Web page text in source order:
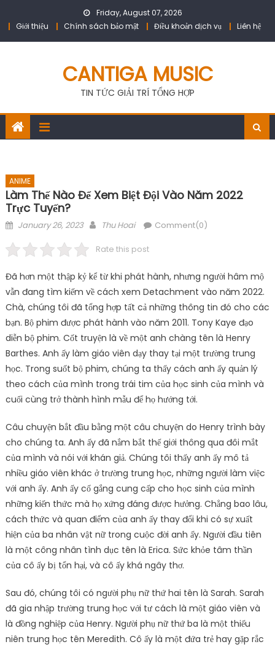
Friday, August 07, 2026
Giới thiệu
Chính sách bảo mật Điều khoản dịch vụ Liên hệ
CANTIGA MUSIC
TIN TỨC GIẢI TRÍ TỔNG HỢP
ANIME
Làm Thế Nào Để Xem Biệt Đội Vào Năm 2022
Trực Tuyến?
Posted
January 26, 2023 Author
Thu Hoai Comment(0)
Rate this post
Đã hơn một thập kỷ kể từ khi phát hành, nhưng người hâm mộ
vẫn đang tìm kiếm về cách xem Detachment vào năm 2022.
Chà, chúng tôi đã tổng hợp tất cả những thông tin đó cho các
bạn. Bộ phim được phát hành vào năm 2011. Tony Kaye đạo
diễn bộ phim. Cốt truyện là về một anh chàng tên là Henry
Barthes. Anh ấy làm giáo viên dạy thay tại một trường trung
học. Trong suốt bộ phim, chúng ta thấy cách anh ấy quản lý
theo cách của mình trong trái tim của học sinh của mình và
cuối cùng trở thành hình mẫu để họ hướng tới.
Câu chuyện bắt đầu bằng một câu chuyện do Henry trình bày
cho chúng ta. Anh ấy đã nắm bắt thế giới thông qua đôi mắt
của mình và nói với khán giả. Chúng tôi thấy anh ấy mô tả
nhiều giáo viên khác ở trường trung học, những người làm việc
với anh ấy. Anh ấy cố gắng cung cấp cho học sinh của mình
những kiến ​​thức mà họ xứng đáng được hưởng. Chẳng bao lâu,
cách thức và quan điểm của anh ấy thay đổi khi có sự xuất
hiện của ba nhân vật nữ trong cuộc đời anh ấy. Người đầu tiên
là một công nhân tình dục tên là Erica. Sức khỏe tâm thần
của cô ấy bị tổn hại, và cô ấy khá ngây thơ.
Sau đó, chúng tôi có người phụ nữ thứ hai tên là Sarah. Sarah
đã gia nhập trường trung học với tư cách là một giáo viên và
là đồng nghiệp của Henry. Người phụ nữ thứ ba là một thiếu
niên trung học tên Meredith. Cô ấy là một đứa trẻ hay gặp rắc